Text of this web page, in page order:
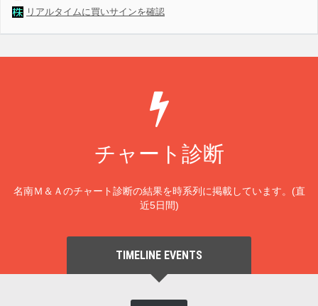
リアルタイムに買いサインを確認
チャート診断
名南Ｍ＆Ａのチャート診断の結果を時系列に掲載しています。(直
近5日間)
TIMELINE EVENTS